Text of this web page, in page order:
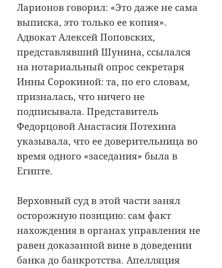
Ларионов говорил: «Это даже не сама
выписка, это только ее копия».
Адвокат Алексей Поповских,
представлявший Шунина, ссылался
на нотариальный опрос секретаря
Инны Сорокиной: та, по его словам,
призналась, что ничего не
подписывала. Представитель
Федорцовой Анастасия Потехина
указывала, что ее доверительница во
время одного «заседания» была в
Египте.
Верховный суд в этой части занял
осторожную позицию: сам факт
нахождения в органах управления не
равен доказанной вине в доведении
банка до банкротства. Апелляция